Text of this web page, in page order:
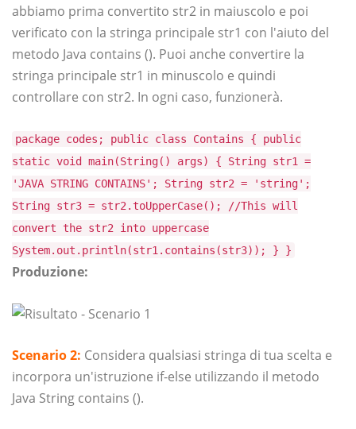
abbiamo prima convertito str2 in maiuscolo e poi
verificato con la stringa principale str1 con l'aiuto del
metodo Java contains (). Puoi anche convertire la
stringa principale str1 in minuscolo e quindi
controllare con str2. In ogni caso, funzionerà.
package codes; public class Contains { public
static void main(String() args) { String str1 =
'JAVA STRING CONTAINS'; String str2 = 'string';
String str3 = str2.toUpperCase(); //This will
convert the str2 into uppercase
System.out.println(str1.contains(str3)); } }
Produzione:
Scenario 2: Considera qualsiasi stringa di tua scelta e
incorpora un'istruzione if-else utilizzando il metodo
Java String contains ().